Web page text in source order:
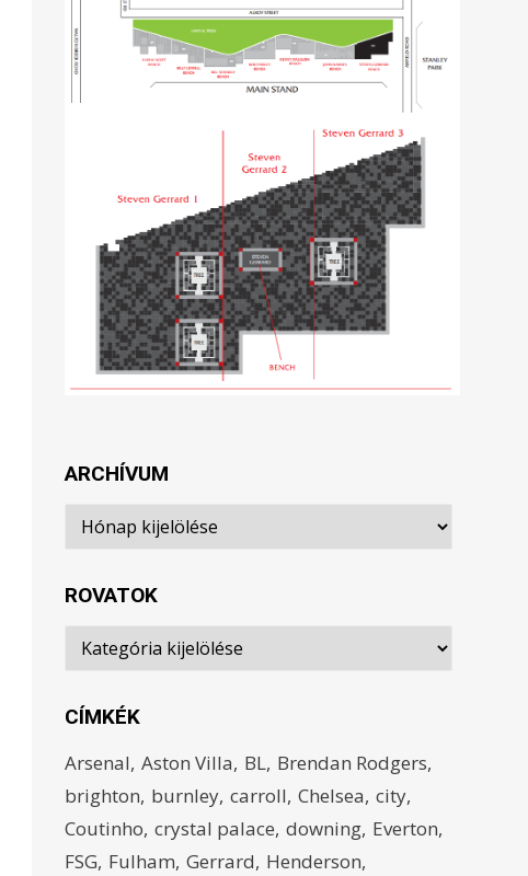
ARCHÍVUM
Archívum
ROVATOK
Rovatok
CÍMKÉK
Arsenal Aston Villa BL Brendan Rodgers
brighton burnley carroll Chelsea city
Coutinho crystal palace downing Everton
FSG Fulham Gerrard Henderson